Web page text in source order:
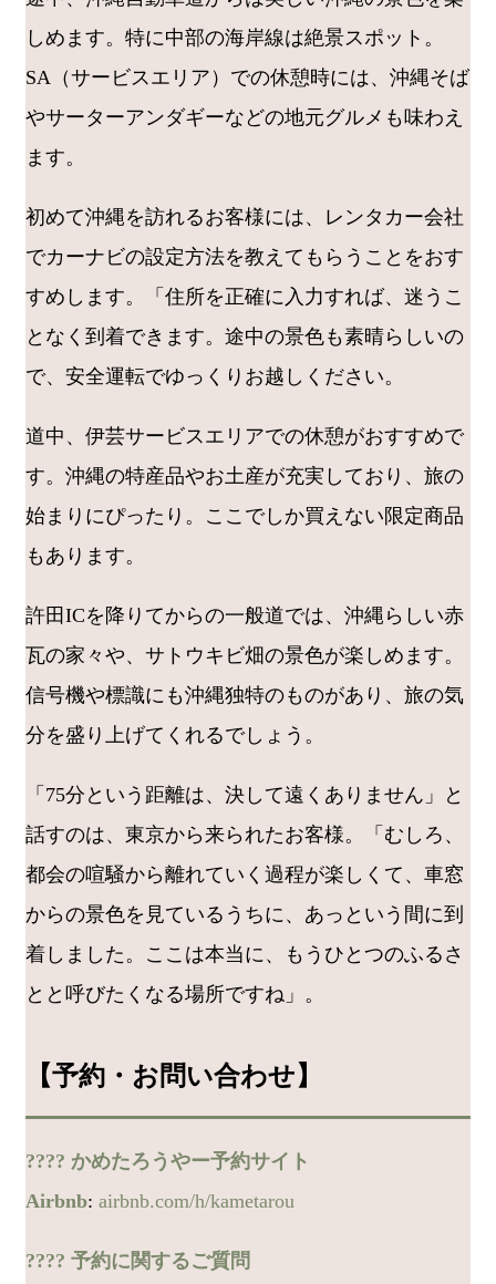
しめます。特に中部の海岸線は絶景スポット。
SA（サービスエリア）での休憩時には、沖縄そば
やサーターアンダギーなどの地元グルメも味わえ
ます。
初めて沖縄を訪れるお客様には、レンタカー会社
でカーナビの設定方法を教えてもらうことをおす
すめします。「住所を正確に入力すれば、迷うこ
となく到着できます。途中の景色も素晴らしいの
で、安全運転でゆっくりお越しください。
道中、伊芸サービスエリアでの休憩がおすすめで
す。沖縄の特産品やお土産が充実しており、旅の
始まりにぴったり。ここでしか買えない限定商品
もあります。
許田ICを降りてからの一般道では、沖縄らしい赤
瓦の家々や、サトウキビ畑の景色が楽しめます。
信号機や標識にも沖縄独特のものがあり、旅の気
分を盛り上げてくれるでしょう。
「75分という距離は、決して遠くありません」と
話すのは、東京から来られたお客様。「むしろ、
都会の喧騒から離れていく過程が楽しくて、車窓
からの景色を見ているうちに、あっという間に到
着しました。ここは本当に、もうひとつのふるさ
とと呼びたくなる場所ですね」。
【予約・お問い合わせ】
???? かめたろうやー予約サイト
Airbnb: airbnb.com/h/kametarou
???? 予約に関するご質問